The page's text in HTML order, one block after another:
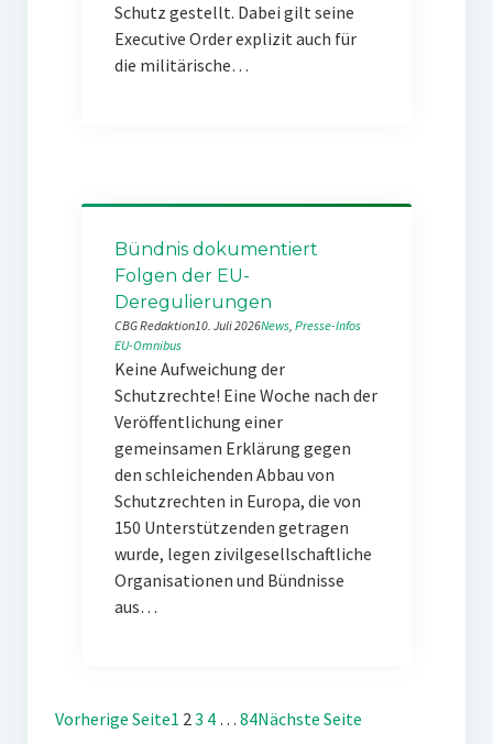
Schutz gestellt. Dabei gilt seine
Executive Order explizit auch für
die militärische…
Bündnis dokumentiert
Folgen der EU-
Deregulierungen
CBG Redaktion10. Juli 2026News, Presse-Infos
EU-Omnibus
Keine Aufweichung der
Schutzrechte! Eine Woche nach der
Veröffentlichung einer
gemeinsamen Erklärung gegen
den schleichenden Abbau von
Schutzrechten in Europa, die von
150 Unterstützenden getragen
wurde, legen zivilgesellschaftliche
Organisationen und Bündnisse
aus…
Vorherige Seite1 23 4 … 84Nächste Seite